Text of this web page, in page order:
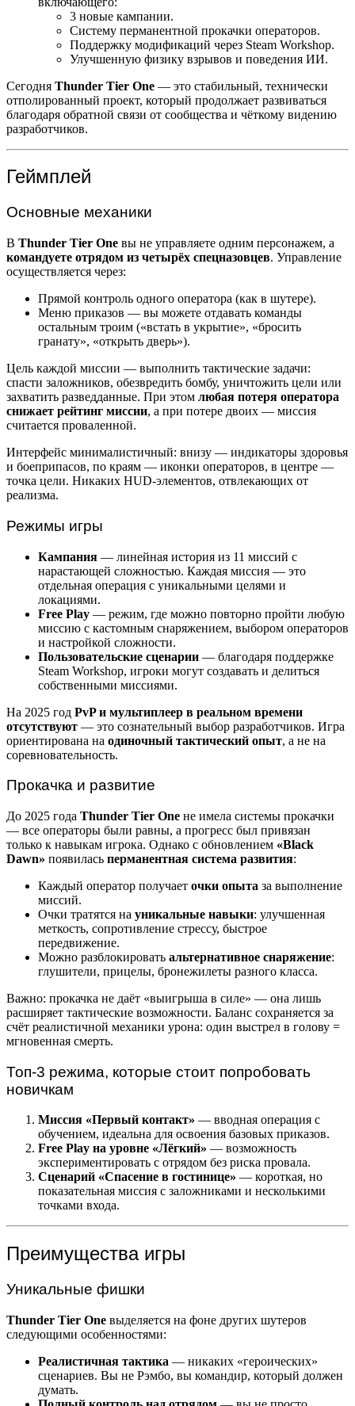
3 новые кампании.
Систему перманентной прокачки операторов.
Поддержку модификаций через Steam Workshop.
Улучшенную физику взрывов и поведения ИИ.
Сегодня Thunder Tier One — это стабильный, технически
отполированный проект, который продолжает развиваться
благодаря обратной связи от сообщества и чёткому видению
разработчиков.
Геймплей
Основные механики
В Thunder Tier One вы не управляете одним персонажем, а
командуете отрядом из четырёх спецназовцев. Управление
осуществляется через:
Прямой контроль одного оператора (как в шутере).
Меню приказов — вы можете отдавать команды
остальным троим («встать в укрытие», «бросить
гранату», «открыть дверь»).
Цель каждой миссии — выполнить тактические задачи:
спасти заложников, обезвредить бомбу, уничтожить цели или
захватить разведданные. При этом любая потеря оператора
снижает рейтинг миссии, а при потере двоих — миссия
считается проваленной.
Интерфейс минималистичный: внизу — индикаторы здоровья
и боеприпасов, по краям — иконки операторов, в центре —
точка цели. Никаких HUD-элементов, отвлекающих от
реализма.
Режимы игры
Кампания — линейная история из 11 миссий с
нарастающей сложностью. Каждая миссия — это
отдельная операция с уникальными целями и
локациями.
Free Play — режим, где можно повторно пройти любую
миссию с кастомным снаряжением, выбором операторов
и настройкой сложности.
Пользовательские сценарии — благодаря поддержке
Steam Workshop, игроки могут создавать и делиться
собственными миссиями.
На 2025 год PvP и мультиплеер в реальном времени
отсутствуют — это сознательный выбор разработчиков. Игра
ориентирована на одиночный тактический опыт, а не на
соревновательность.
Прокачка и развитие
До 2025 года Thunder Tier One не имела системы прокачки
— все операторы были равны, а прогресс был привязан
только к навыкам игрока. Однако с обновлением «Black
Dawn» появилась перманентная система развития:
Каждый оператор получает очки опыта за выполнение
миссий.
Очки тратятся на уникальные навыки: улучшенная
меткость, сопротивление стрессу, быстрое
передвижение.
Можно разблокировать альтернативное снаряжение:
глушители, прицелы, бронежилеты разного класса.
Важно: прокачка не даёт «выигрыша в силе» — она лишь
расширяет тактические возможности. Баланс сохраняется за
счёт реалистичной механики урона: один выстрел в голову =
мгновенная смерть.
Топ-3 режима, которые стоит попробовать
новичкам
Миссия «Первый контакт» — вводная операция с
обучением, идеальна для освоения базовых приказов.
Free Play на уровне «Лёгкий» — возможность
экспериментировать с отрядом без риска провала.
Сценарий «Спасение в гостинице» — короткая, но
показательная миссия с заложниками и несколькими
точками входа.
Преимущества игры
Уникальные фишки
Thunder Tier One выделяется на фоне других шутеров
следующими особенностями:
Реалистичная тактика — никаких «героических»
сценариев. Вы не Рэмбо, вы командир, который должен
думать.